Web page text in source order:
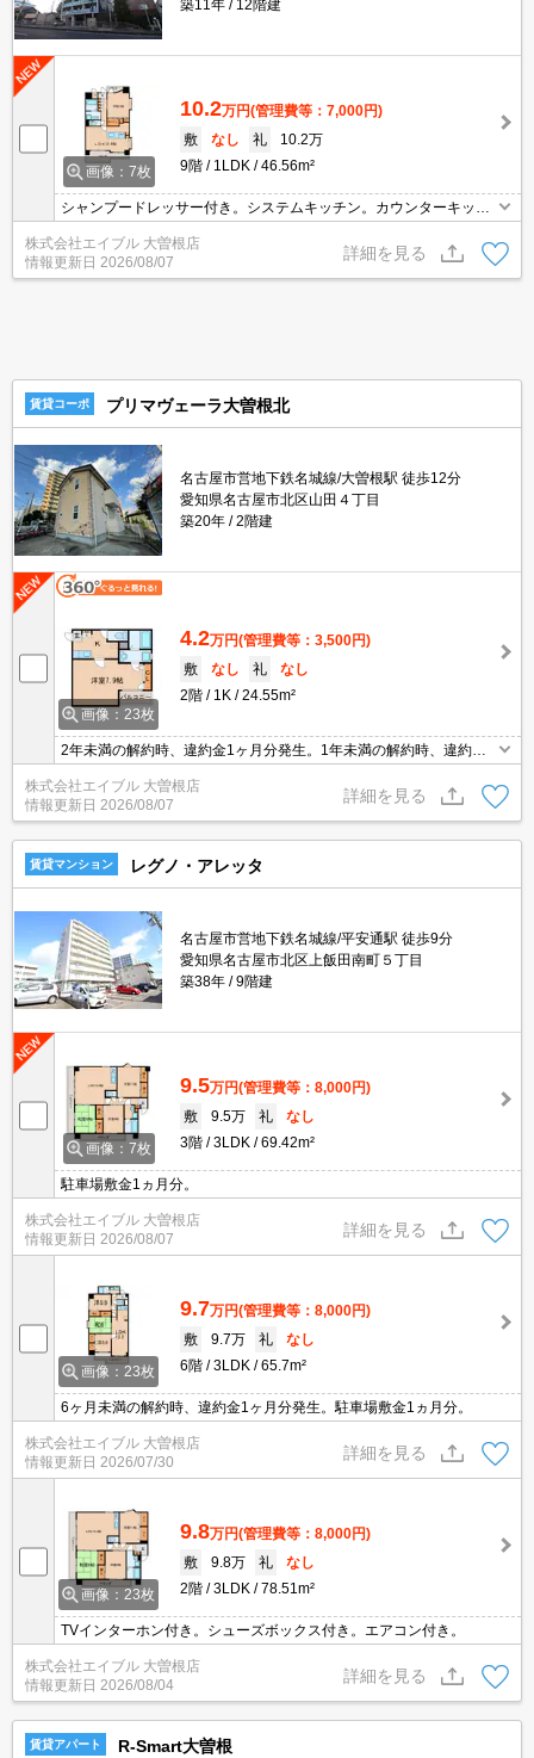
築11年 12階建
画像：7枚
10.2万円(管理費等：7,000円)
敷
なし 礼
10.2万
9階
1LDK 46.56m²
シャンプードレッサー付き。システムキッチン。カウンターキッチ
ン。追焚給湯。
株式会社エイブル 大曽根店
情報更新日 2026/08/07
詳細を見る
賃貸コーポ プリマヴェーラ大曽根北
名古屋市営地下鉄名城線/大曽根駅 徒歩12分
愛知県名古屋市北区山田４丁目
築20年
2階建
画像：23枚
4.2万円(管理費等：3,500円)
敷
なし 礼
なし
2階
1K 24.55m²
2年未満の解約時、違約金1ヶ月分発生。1年未満の解約時、違約金2
株式会社エイブル 大曽根店
情報更新日 2026/08/07
詳細を見る
賃貸マンション レグノ・アレッタ
名古屋市営地下鉄名城線/平安通駅 徒歩9分
愛知県名古屋市北区上飯田南町５丁目
築38年
9階建
画像：7枚
9.5万円(管理費等：8,000円)
敷
9.5万 礼
なし
3階
3LDK 69.42m²
駐車場敷金1ヵ月分。
株式会社エイブル 大曽根店
情報更新日 2026/08/07
詳細を見る
画像：23枚
9.7万円(管理費等：8,000円)
敷
9.7万 礼
なし
6階
3LDK 65.7m²
6ヶ月未満の解約時、違約金1ヶ月分発生。駐車場敷金1ヵ月分。
株式会社エイブル 大曽根店
情報更新日 2026/07/30
詳細を見る
画像：23枚
9.8万円(管理費等：8,000円)
敷
9.8万 礼
なし
2階
3LDK 78.51m²
TVインターホン付き。シューズボックス付き。エアコン付き。
株式会社エイブル 大曽根店
情報更新日 2026/08/04
詳細を見る
賃貸アパート R-Smart大曽根